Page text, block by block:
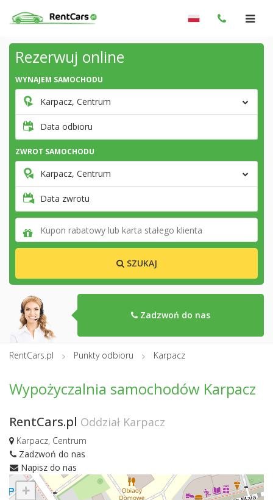
Rezerwuj online
WYNAJEM SAMOCHODU
Karpacz, Centrum
Data odbioru
ZWROT SAMOCHODU
Karpacz, Centrum
Data zwrotu
SZUKAJ
Zadzwoń do nas
RentCars.pl Punkty odbioru Karpacz
Wypożyczalnia samochodów Karpacz
RentCars.pl Oddział Karpacz
Karpacz, Centrum
Zadzwoń do nas
Napisz do nas
+